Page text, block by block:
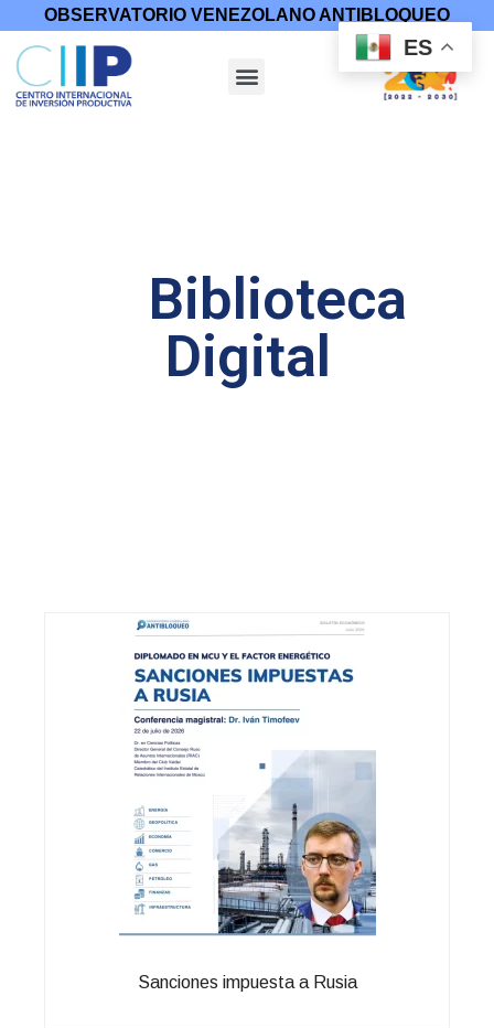
OBSERVATORIO VENEZOLANO ANTIBLOQUEO
Biblioteca
Digital
Sanciones impuesta a Rusia
ES